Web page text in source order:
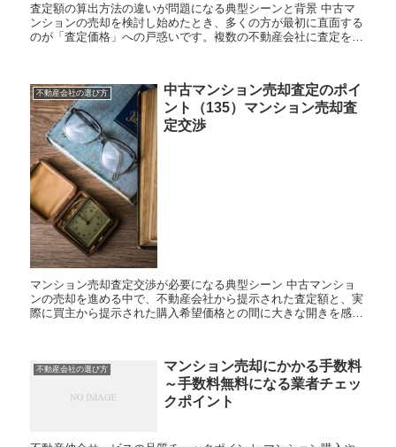
査定額の算出方法の違いが問題になる典型シーンと背景 中古マ
ンションの売却を検討し始めたとき、多くの方が最初に直面する
のが「査定価格」への戸惑いです。複数の不動産会社に査定を依
不動産会社の選び方
中古マンション売却査定のポイ
ント（135）マンション売却査
定交渉
マンション売却査定交渉が必要になる典型シーン 中古マンショ
ンの売却を進める中で、不動産会社から提示された査定額と、実
際に買主から提示された購入希望価格との間に大きな開きを感
不動産会社の選び方
マンション売却にかかる手数料
～手数料無料になる業者チェッ
クポイント